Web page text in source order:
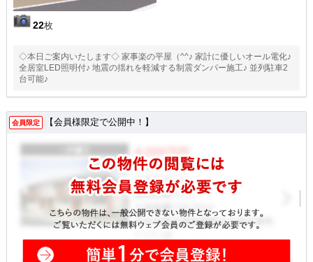
22枚
◇本日ご案内いたします◇ 家事楽の平屋（^^♪ 家計に優しいオール電化♪
全居室LED照明付♪ 地震の揺れを軽減する制震ダンパー施工♪ 並列駐車2
台可能♪
会員限定 【会員様限定で公開中！】